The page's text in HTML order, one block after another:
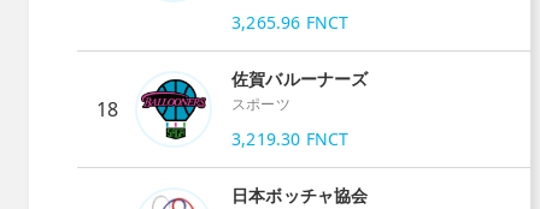
3,265.96 FNCT
18
佐賀バルーナーズ
スポーツ
3,219.30 FNCT
日本ボッチャ協会